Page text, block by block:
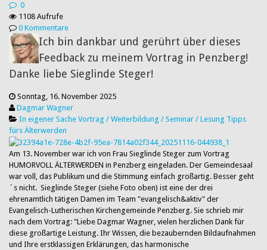
0
1108 Aufrufe
0 Kommentare
Ich bin dankbar und gerührt über dieses
Feedback zu meinem Vortrag in Penzberg!
Danke liebe Sieglinde Steger!
Sonntag, 16. November 2025
Dagmar Wagner
In eigener Sache Vortrag / Weiterbildung / Seminar / Lesung Tipps
fürs Älterwerden
Am 13. November war ich von Frau Sieglinde Steger zum Vortrag
HUMORVOLL ÄLTERWERDEN in Penzberg eingeladen. Der Gemeindesaal
war voll, das Publikum und die Stimmung einfach großartig. Besser geht
´s nicht. Sieglinde Steger (siehe Foto oben) ist eine der drei
ehrenamtlich tätigen Damen im Team "evangelisch&aktiv" der
Evangelisch-Lutherischen Kirchengemeinde Penzberg. Sie schrieb mir
nach dem Vortrag: "Liebe Dagmar Wagner, vielen herzlichen Dank für
diese großartige Leistung. Ihr Wissen, die bezaubernden Bildaufnahmen
und Ihre erstklassigen Erklärungen, das harmonische